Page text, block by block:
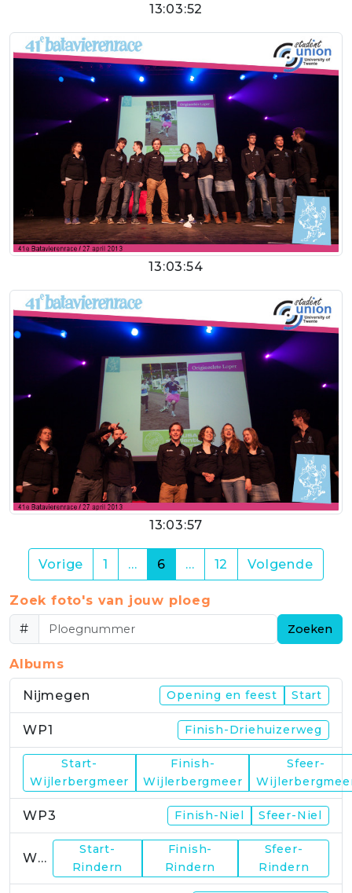
13:03:52
13:03:54
13:03:57
Vorige 1 … 6(current)
… 12 Volgende
Zoek foto's van jouw ploeg
#
Zoeken
Albums
Nijmegen Opening en feest Start
WP1 Finish-Driehuizerweg
Start-
Wijlerbergmeer
Finish-
Wijlerbergmeer
Sfeer-
WP3 Finish-Niel Sfeer-Niel
WP4
Start-
Rindern
Finish-
Rindern
Sfeer-
Rindern